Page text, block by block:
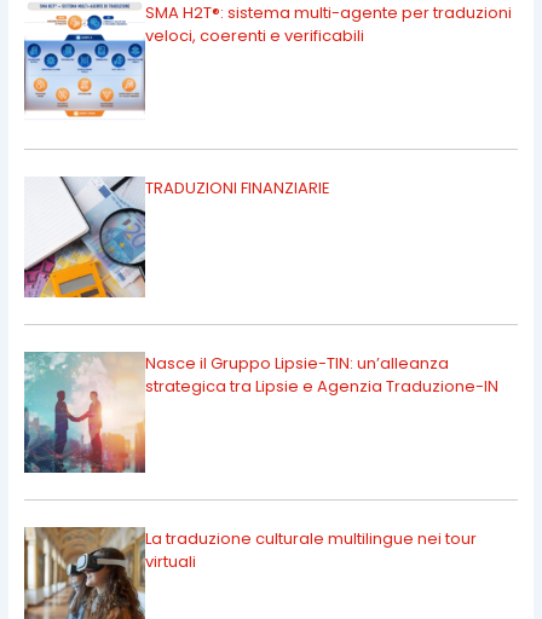
SMA H2T®: sistema multi-agente per traduzioni
veloci, coerenti e verificabili
TRADUZIONI FINANZIARIE
Nasce il Gruppo Lipsie-TIN: un’alleanza
strategica tra Lipsie e Agenzia Traduzione-IN
La traduzione culturale multilingue nei tour
virtuali